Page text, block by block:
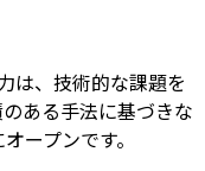
は、技術的な課題を
ある手法に基づきな
ープンです。